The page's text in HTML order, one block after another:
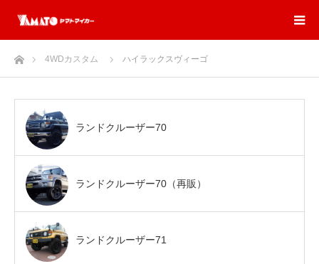
ホーム4WDカスタム ハイラックスヴィーゴ
ランドクルーザー70
ランドクルーザー70（再販）
ランドクルーザー71